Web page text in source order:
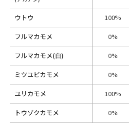
ウトウ 100%
フルマカモメ 0%
フルマカモメ(白) 0%
ミツユビカモメ 0%
ユリカモメ 100%
トウゾクカモメ 0%